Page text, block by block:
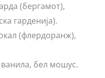
(бергамот),
гарденија).
(флердоранж),
бел мошус.